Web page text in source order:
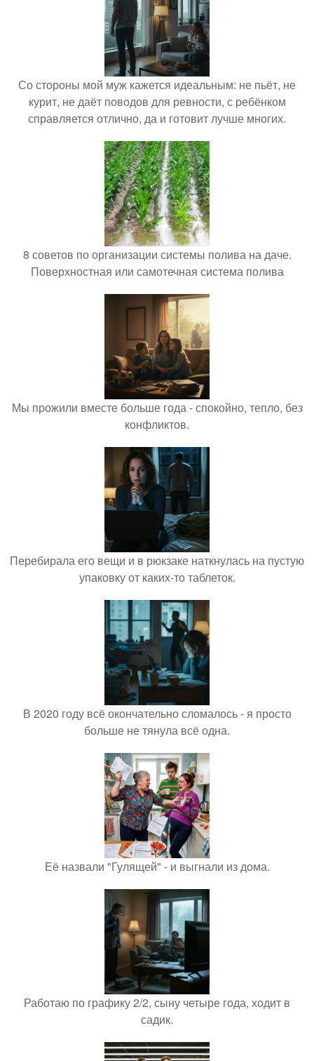
Со стороны мой муж кажется идеальным: не пьёт, не
курит, не даёт поводов для ревности, с ребёнком
справляется отлично, да и готовит лучше многих.
8 советов по организации системы полива на даче.
Поверхностная или самотечная система полива
Мы прожили вместе больше года - спокойно, тепло, без
конфликтов.
Перебирала его вещи и в рюкзаке наткнулась на пустую
упаковку от каких-то таблеток.
В 2020 году всё окончательно сломалось - я просто
больше не тянула всё одна.
Её назвали "Гулящей" - и выгнали из дома.
Работаю по графику 2/2, сыну четыре года, ходит в
садик.